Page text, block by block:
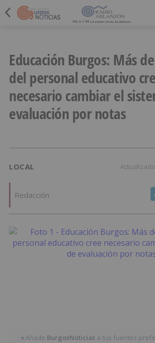
Educación Burgos: Más
del personal educativo
necesario cambiar el
evaluación por notas
LOCAL Actualizado
Redacción
★Añade BurgosNoticias a tus fuentes